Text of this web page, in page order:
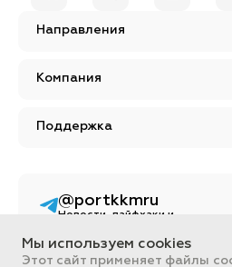
Направления
Компания
Поддержка
@portkkmru
Новости, лайфхаки и
контент PORT - бизнес
портал
Мы используем cookies
Этот сайт применяет файлы